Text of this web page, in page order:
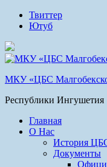
Твиттер
Ютуб
МКУ «ЦБС
Республики Ингушетия
Главная
О Нас
История
Документы